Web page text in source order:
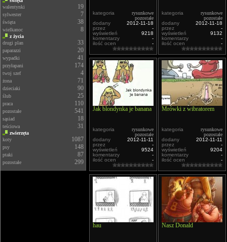
walentynki
19
sylwester 7
święta 38
wielkanoc 8
z życia
drugi plan
33
paparazzi 20
wypadki 41
przyłapani 174
twoj szef 4
żona 71
dzieciaki 90
ślub 25
praca 110
pozostałe 541
sąsiad 18
teściowa 31
zwierzęta
koty
1087
psy 148
ptaki 87
pozostałe 299
kategoria
rysunkowe
pozostałe
dodany
2012-11-18
przez
-
wyświetleń
9218
komentarzy
-
ilość ocen
-
kategoria
rysunkowe
pozostałe
dodany
2012-11-18
przez
-
wyświetleń
9132
komentarzy
-
ilość ocen
-
Jak blondynka je banana
kategoria
rysunkowe
pozostałe
dodany
2012-11-11
przez
-
wyświetleń
9524
komentarzy
-
ilość ocen
-
Mrówki z wibratorem
kategoria
rysunkowe
pozostałe
dodany
2012-11-11
przez
-
wyświetleń
9204
komentarzy
-
ilość ocen
-
hau Nasz Donald